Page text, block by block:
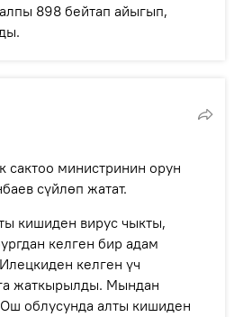
898 бейтап айыгып,
сактоо министринин орун
сүйлөп жатат.
кишиден вирус чыкты,
келген бир адам
келген үч
жаткырылды. Мындан
облусунда алты кишиден